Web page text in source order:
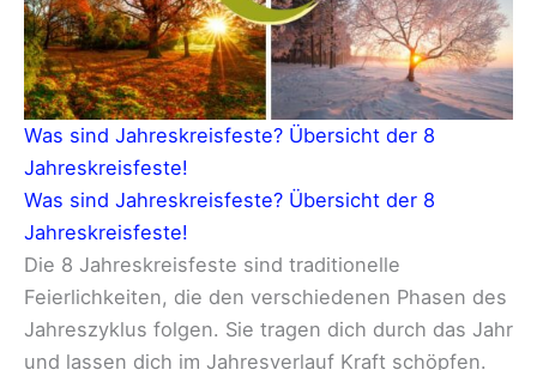
Was sind Jahreskreisfeste? Übersicht der 8
Jahreskreisfeste!
Was sind Jahreskreisfeste? Übersicht der 8
Jahreskreisfeste!
Die 8 Jahreskreisfeste sind traditionelle
Feierlichkeiten, die den verschiedenen Phasen des
Jahreszyklus folgen. Sie tragen dich durch das Jahr
und lassen dich im Jahresverlauf Kraft schöpfen.